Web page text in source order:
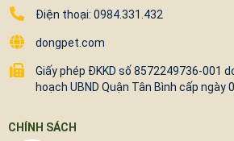
Điện thoại: 0984.331.432
dongpet.com
Giấy phép ĐKKD số 8572249736-001
hoạch UBND Quận Tân Bình cấp ngày
CHÍNH SÁCH